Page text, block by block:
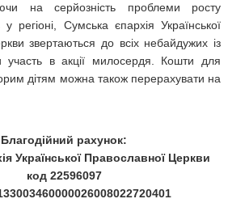
на серйозність проблеми росту
регіоні, Сумська єпархія Української
звертаються до всіх небайдужих із
участь в акції милосердя. Кошти для
дітям можна також перерахувати на
Благодійний рахунок:
Української Православної Церкви
код 22596097